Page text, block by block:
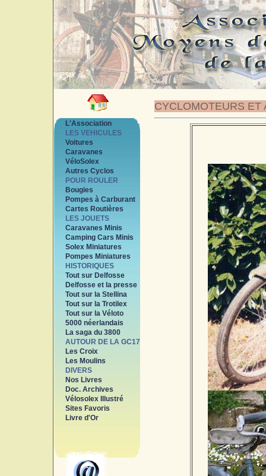
CYCLOMOTEURS ET
L'Association
LES VEHICULES
Voitures
Caravanes
VéloSolex
Autres Cyclos
POUR ROULER
Bougies
Pompes à Carburant
Cartes Routières
LES JOUETS
Caravanes Minis
Camping Cars Minis
Solex Miniatures
Pompes Miniatures
HISTORIQUES
Tout sur Delfosse
Delfosse et la presse
Tout sur la Stellina
Tout sur la Trotilex
Tout sur la Véloto
5000 néerlandais
La saga du 3800
AUTOUR DE LA GC17
Les Croix
Les Moulins
DIVERS
Nos Livres
Doc. Archives
Vélosolex Illustré
Sites Favoris
Livre d'Or